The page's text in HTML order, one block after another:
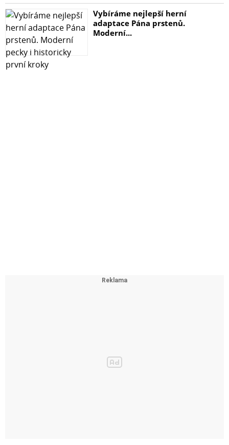
Vybíráme nejlepší herní
adaptace Pána prstenů.
Moderní...